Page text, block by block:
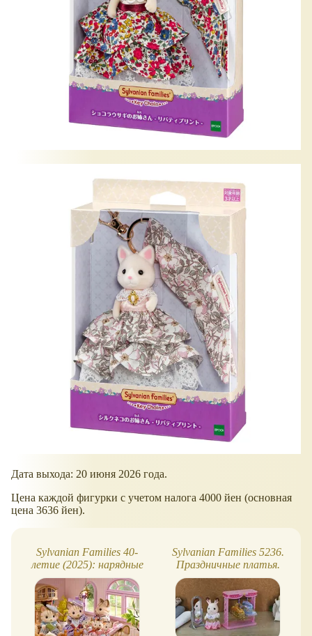
Дата выхода: 20 июня 2026 года.
Цена каждой фигурки с учетом налога 4000 йен (основная
цена 3636 йен).
Sylvanian Families 40-
летие (2025): нарядные
кошки Shimaneko
(Песочные)
Sylvanian Families 5236.
Праздничные платья.
Обзор нарядного набора
с кроликом